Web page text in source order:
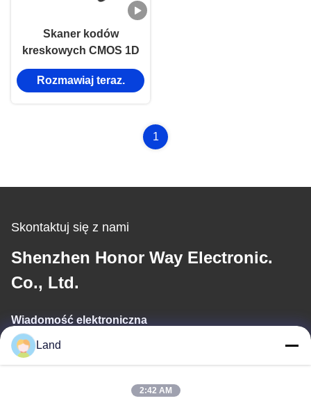
Skaner kodów
kreskowych CMOS 1D
2D QR Imaging,
przenośny, ręczny,
Rozmawiaj teraz.
1
Skontaktuj się z nami
Shenzhen Honor Way Electronic.
Co., Ltd.
Wiadomość elektroniczna
land@szhw-tech.com
Land
2:42 AM